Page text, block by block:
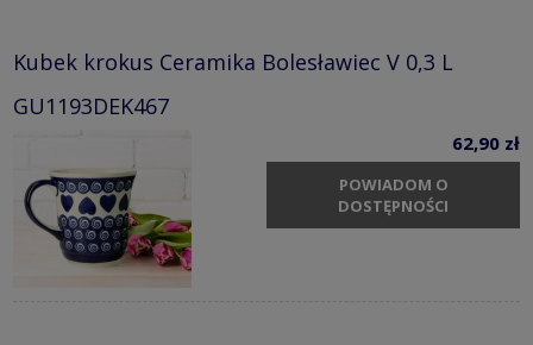
Kubek krokus Ceramika Bolesławiec V 0,3 L
GU1193DEK467
62,90 zł
POWIADOM O
DOSTĘPNOŚCI